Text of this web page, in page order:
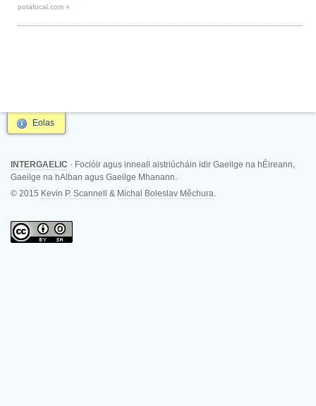
potafocal.com »
Eolas
INTERGAELIC · Foclóir agus inneall aistriúcháin idir Gaeilge na hÉireann,
Gaeilge na hAlban agus Gaeilge Mhanann.
© 2015 Kevin P. Scannell & Michal Boleslav Měchura.